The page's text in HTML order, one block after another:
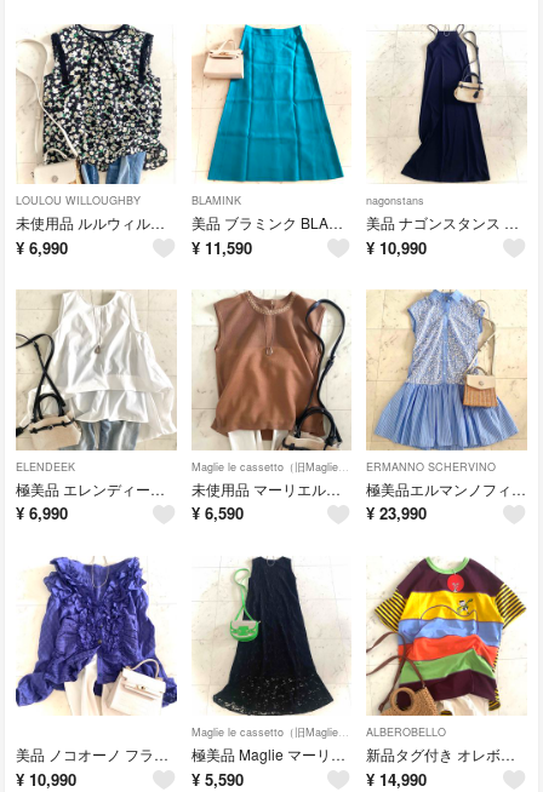
LOULOU WILLOUGHBY
未使用品 ルルウィルビー デイジープリントリボンネックブラウス ボウタイ レース
¥ 6,990
BLAMINK
美品 ブラミンク BLAMINK 定番トラペーズスカート ターコイズブルー 36
¥ 11,590
nagonstans
美品 ナゴンスタンス キャミソールロングドレスワンピース 水陸両用 カップ内蔵M
¥ 10,990
ELENDEEK
極美品 エレンディーク 撥水加工HANGING TANKブラウス 近年モデル 白
¥ 6,990
Maglie le cassetto（旧Maglie par ef-de）
未使用品 マーリエルカセット ブレード付きシアーニットブラウス 7
¥ 6,590
ERMANNO SCHERVINO
極美品エルマンノフィレンツェ ロゴ入りスパンコールレースシャツフレアワンピース
¥ 23,990
美品 ノコオーノ フラワーフリルシアーブラウス ジャケット 40 L 羽織り
¥ 10,990
Maglie le cassetto（旧Maglie par ef-de）
極美品 Maglie マーリエ 前後2way総レース刺繍ロングワンピース 日本製
¥ 5,590
ALBEROBELLO
新品タグ付き オレボレブラ アルベロベロ ぶたさん刺繍マルチボーダー Tシャツ
¥ 14,990